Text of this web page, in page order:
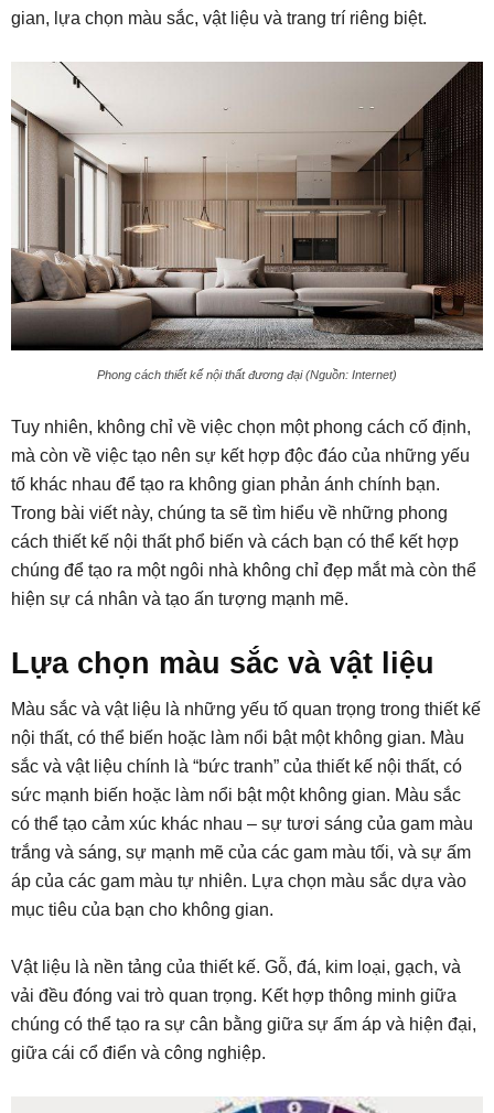
gian, lựa chọn màu sắc, vật liệu và trang trí riêng biệt.
Phong cách thiết kế nội thất đương đại (Nguồn: Internet)
Tuy nhiên, không chỉ về việc chọn một phong cách cố định,
mà còn về việc tạo nên sự kết hợp độc đáo của những yếu
tố khác nhau để tạo ra không gian phản ánh chính bạn.
Trong bài viết này, chúng ta sẽ tìm hiểu về những phong
cách thiết kế nội thất phổ biến và cách bạn có thể kết hợp
chúng để tạo ra một ngôi nhà không chỉ đẹp mắt mà còn thể
hiện sự cá nhân và tạo ấn tượng mạnh mẽ.
Lựa chọn màu sắc và vật liệu
Màu sắc và vật liệu là những yếu tố quan trọng trong thiết kế
nội thất, có thể biến hoặc làm nổi bật một không gian. Màu
sắc và vật liệu chính là “bức tranh” của thiết kế nội thất, có
sức mạnh biến hoặc làm nổi bật một không gian. Màu sắc
có thể tạo cảm xúc khác nhau – sự tươi sáng của gam màu
trắng và sáng, sự mạnh mẽ của các gam màu tối, và sự ấm
áp của các gam màu tự nhiên. Lựa chọn màu sắc dựa vào
mục tiêu của bạn cho không gian.
Vật liệu là nền tảng của thiết kế. Gỗ, đá, kim loại, gạch, và
vải đều đóng vai trò quan trọng. Kết hợp thông minh giữa
chúng có thể tạo ra sự cân bằng giữa sự ấm áp và hiện đại,
giữa cái cổ điển và công nghiệp.